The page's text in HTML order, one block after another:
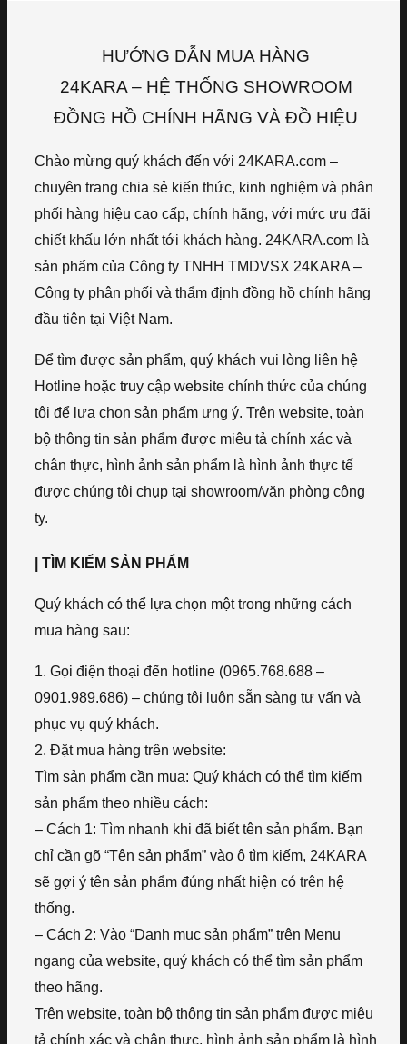
HƯỚNG DẪN MUA HÀNG
24KARA – HỆ THỐNG SHOWROOM
ĐỒNG HỒ CHÍNH HÃNG VÀ ĐỒ HIỆU
Chào mừng quý khách đến với 24KARA.com –
chuyên trang chia sẻ kiến thức, kinh nghiệm và phân
phối hàng hiệu cao cấp, chính hãng, với mức ưu đãi
chiết khấu lớn nhất tới khách hàng. 24KARA.com là
sản phẩm của Công ty TNHH TMDVSX 24KARA –
Công ty phân phối và thẩm định đồng hồ chính hãng
đầu tiên tại Việt Nam.
Để tìm được sản phẩm, quý khách vui lòng liên hệ
Hotline hoặc truy cập website chính thức của chúng
tôi để lựa chọn sản phẩm ưng ý. Trên website, toàn
bộ thông tin sản phẩm được miêu tả chính xác và
chân thực, hình ảnh sản phẩm là hình ảnh thực tế
được chúng tôi chụp tại showroom/văn phòng công
ty.
| TÌM KIẾM SẢN PHẨM
Quý khách có thể lựa chọn một trong những cách
mua hàng sau:
1. Gọi điện thoại đến hotline (0965.768.688 –
0901.989.686) – chúng tôi luôn sẵn sàng tư vấn và
phục vụ quý khách.
2. Đặt mua hàng trên website:
Tìm sản phẩm cần mua: Quý khách có thể tìm kiếm
sản phẩm theo nhiều cách:
– Cách 1: Tìm nhanh khi đã biết tên sản phẩm. Bạn
chỉ cần gõ “Tên sản phẩm” vào ô tìm kiếm, 24KARA
sẽ gợi ý tên sản phẩm đúng nhất hiện có trên hệ
thống.
– Cách 2: Vào “Danh mục sản phẩm” trên Menu
ngang của website, quý khách có thể tìm sản phẩm
theo hãng.
Trên website, toàn bộ thông tin sản phẩm được miêu
tả chính xác và chân thực, hình ảnh sản phẩm là hình